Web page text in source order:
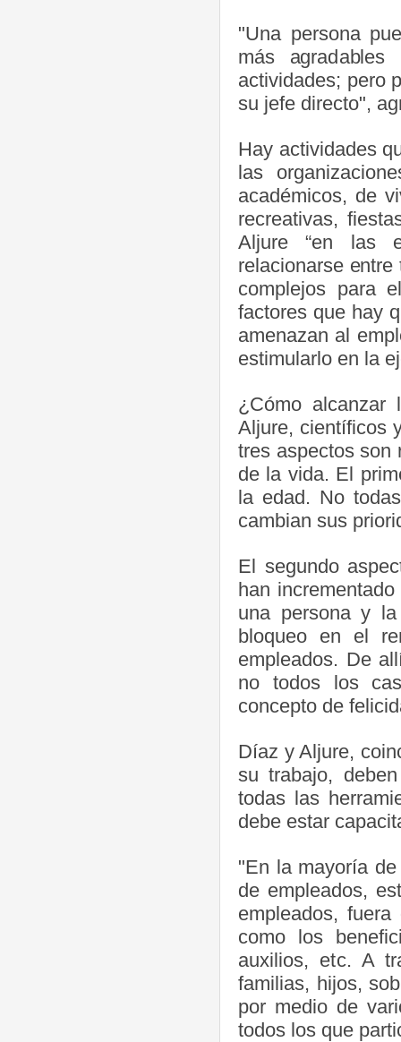
"Una persona
más
actividades; pero
su jefe directo",
Hay actividades
las
académicos, de
recreativas,
Aljure “en las
relacionarse
complejos para
factores que hay
amenazan al
estimularlo en la
¿Cómo
Aljure, científicos
tres aspectos son
de la vida. El
la edad. No
cambian sus
El segundo
han
una persona y
bloqueo en el
empleados. De
no todos los
concepto de
Díaz y Aljure,
su trabajo,
todas las
debe estar
"En la mayoría
de empleados,
empleados,
como los
auxilios, etc. A
familias, hijos,
por medio de
todos los que